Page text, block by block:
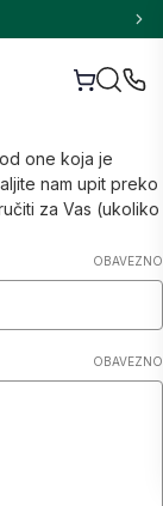
one koja je
nam upit preko
za Vas (ukoliko
OBAVEZNO
OBAVEZNO